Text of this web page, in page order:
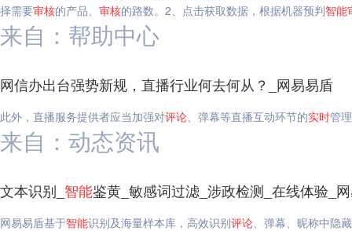
择需要审核的产品、 审核的路数。2、点击获取数据，根据机器预判智能
来自：帮助中心
网信办出台强势新规，直播行业何去何从？_网易易盾
此外，直播服务提供者应当加强对评论、弹幕等直播互动环节的实时管
来自：动态资讯
文本识别_ 智能鉴黄_敏感词过滤_涉政检测_在线体验_
网易易盾基于智能识别及海量样本库，高效识别评论、弹幕、昵称中隐